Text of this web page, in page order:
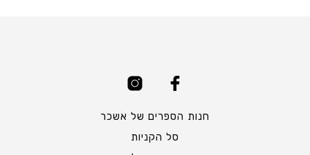
חנות הספרים של אשכר
סל הקניות